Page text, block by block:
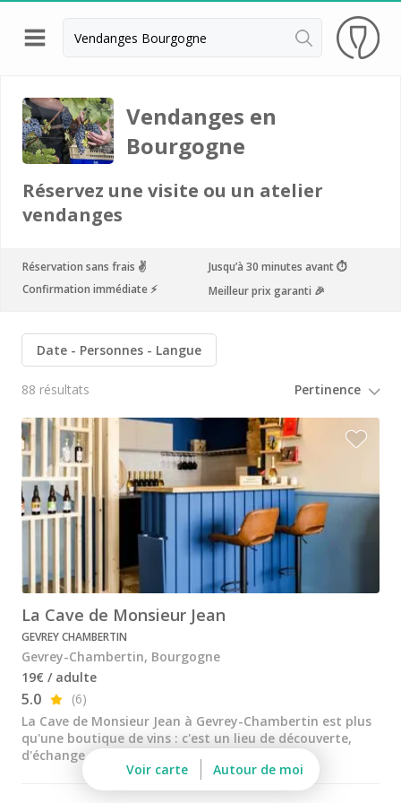
Retour
Visite cave & dégustation vin Beaune
Visite cave & dégustation vin Chablis
Visite cave & dégustation vin Meursault
Champy
Château de Chamirey
Château de Pommard
Château de Saint Aubin
Cité des vins Beaune
Domaine Besancenot
Domaine Borgnat
Domaine Chanson
Domaine de Montmain
Veuve Ambal
Cadeau dégustation vin Bourgogne
Carte Cadeau
Cours d'oenologie Beaune
Vendanges en
Bourgogne
Réservez une visite ou un atelier
vendanges
Réservation sans frais ✌️
Jusqu’à 30 minutes avant ⏱
Confirmation immédiate ⚡️
Meilleur prix garanti 🎉
Date Personnes Langue
88 résultats
La Cave de Monsieur Jean
GEVREY CHAMBERTIN
Gevrey-Chambertin, Bourgogne
19€ / adulte
5.0
(6)
La Cave de Monsieur Jean à Gevrey-Chambertin est plus
qu'une boutique de vins : c'est un lieu de découverte,
d'échange et de passion pour le vin.
Voir carte
Autour de moi